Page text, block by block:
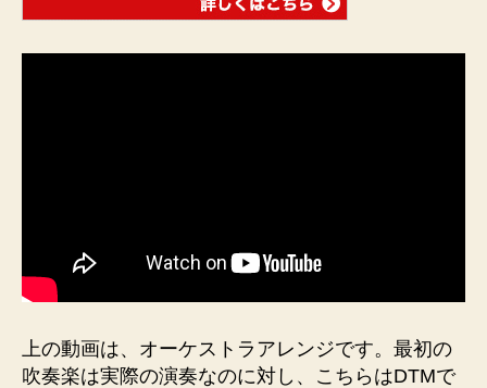
上の動画は、オーケストラアレンジです。最初の
吹奏楽は実際の演奏なのに対し、こちらはDTMで